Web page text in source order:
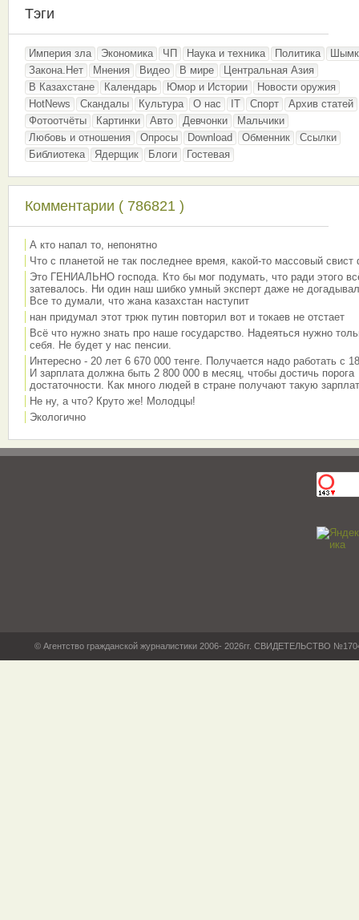
Тэги
Империя зла Экономика ЧП Наука и техника Политика
Закона.Нет
Мнения Видео В мире
Центральная Азия
В Казахстане
Календарь Юмор и Истории
Новости оружия
HotNews
Скандалы Культура О нас IT Спорт
Архив статей
Фотоотчёты
Картинки Авто Девчонки
Мальчики
Любовь и отношения
Опросы Download Обменник
Ссылки
Библиотека
Ядерщик Блоги Гостевая
Комментарии ( 786821 )
А кто напал то, непонятно
Что с планетой не так последнее время, какой-то массовый свист
Это ГЕНИАЛЬНО господа. Кто бы мог подумать, что ради этого
затевалось. Ни один наш шибко умный эксперт даже не
Все то думали, что жана казахстан наступит
нан придумал этот трюк путин повторил вот и токаев не отстает
Всё что нужно знать про наше государство. Надеяться нужно
себя. Не будет у нас пенсии.
Интересно - 20 лет 6 670 000 тенге. Получается надо работать с
И зарплата должна быть 2 800 000 в месяц, чтобы достичь порога
достаточности. Как много людей в стране получают такую
Не ну, а что? Круто же! Молодцы!
Экологично
© Агентство гражданской журналистики 2006- 2026гг. СВИДЕТЕЛЬСТВО